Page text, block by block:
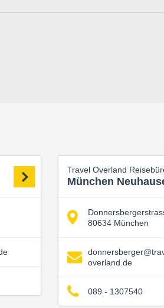
Travel Overland
München
80634 München
overland.de
089 - 1307540